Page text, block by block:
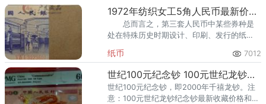
格。
1972年纺织女工5角人民币最新价格 1972年5角人民币平板水印防伪标志
总而言之，第三套人民币中某些券种是
处在特殊历史时期设计、印刷、发行的纸
场挖掘，是超级黑马奔腾的摇蓝。
纸币 7012
世纪100元纪念钞 100元世纪龙钞纪念钞最新收藏价格
世纪100元纪念钞，即2000年千禧龙钞。注
意：100元世纪龙钞纪念钞最新收藏价格和保